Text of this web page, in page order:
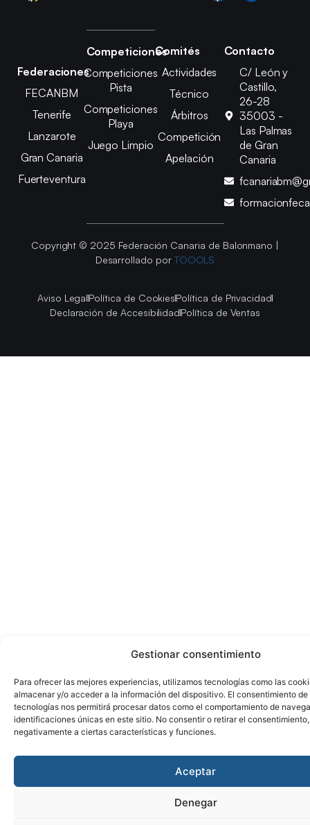
Gestionar consentimiento
Para ofrecer las mejores experiencias, utilizamos tecnologías como las
almacenar y/o acceder a la información del dispositivo. El consentimiento de
tecnologías nos permitirá procesar datos como el comportamiento de
identificaciones únicas en este sitio. No consentir o retirar el
negativamente a ciertas características y funciones.
Aceptar
Denegar
Federaciones
FECANBM
Tenerife
Lanzarote
Gran Canaria
Fuerteventura
Competiciones
Competiciones
Pista
Competiciones
Playa
Juego Limpio
Comités
Actividades
Técnico
Árbitros
Competición
Apelación
Contacto
C/ León y
Castillo,
26-28
35003 -
Las Palmas
de Gran
Canaria
Copyright © 2025 Federación Canaria de Balonmano |
Desarrollado por TOOOLS
Aviso LegalPolítica de CookiesPolítica de Privacidad
Declaración de AccesibilidadPolítica de Ventas